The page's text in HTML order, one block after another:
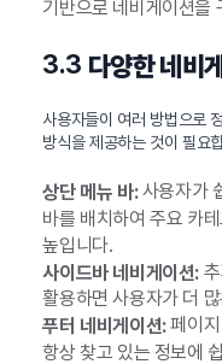
기반으로 네비게이션을
3.3 다양한 네비
사용자들이 여러 방법으로
방식을 제공하는 것이 필요
상단 메뉴 바:사용자가
바를 배치하여 주요 카
높입니다.
사이드바 네비게이션:추
활용하면 사용자가 더
푸터 네비게이션:페이지
항상 찾고 있는 정보에